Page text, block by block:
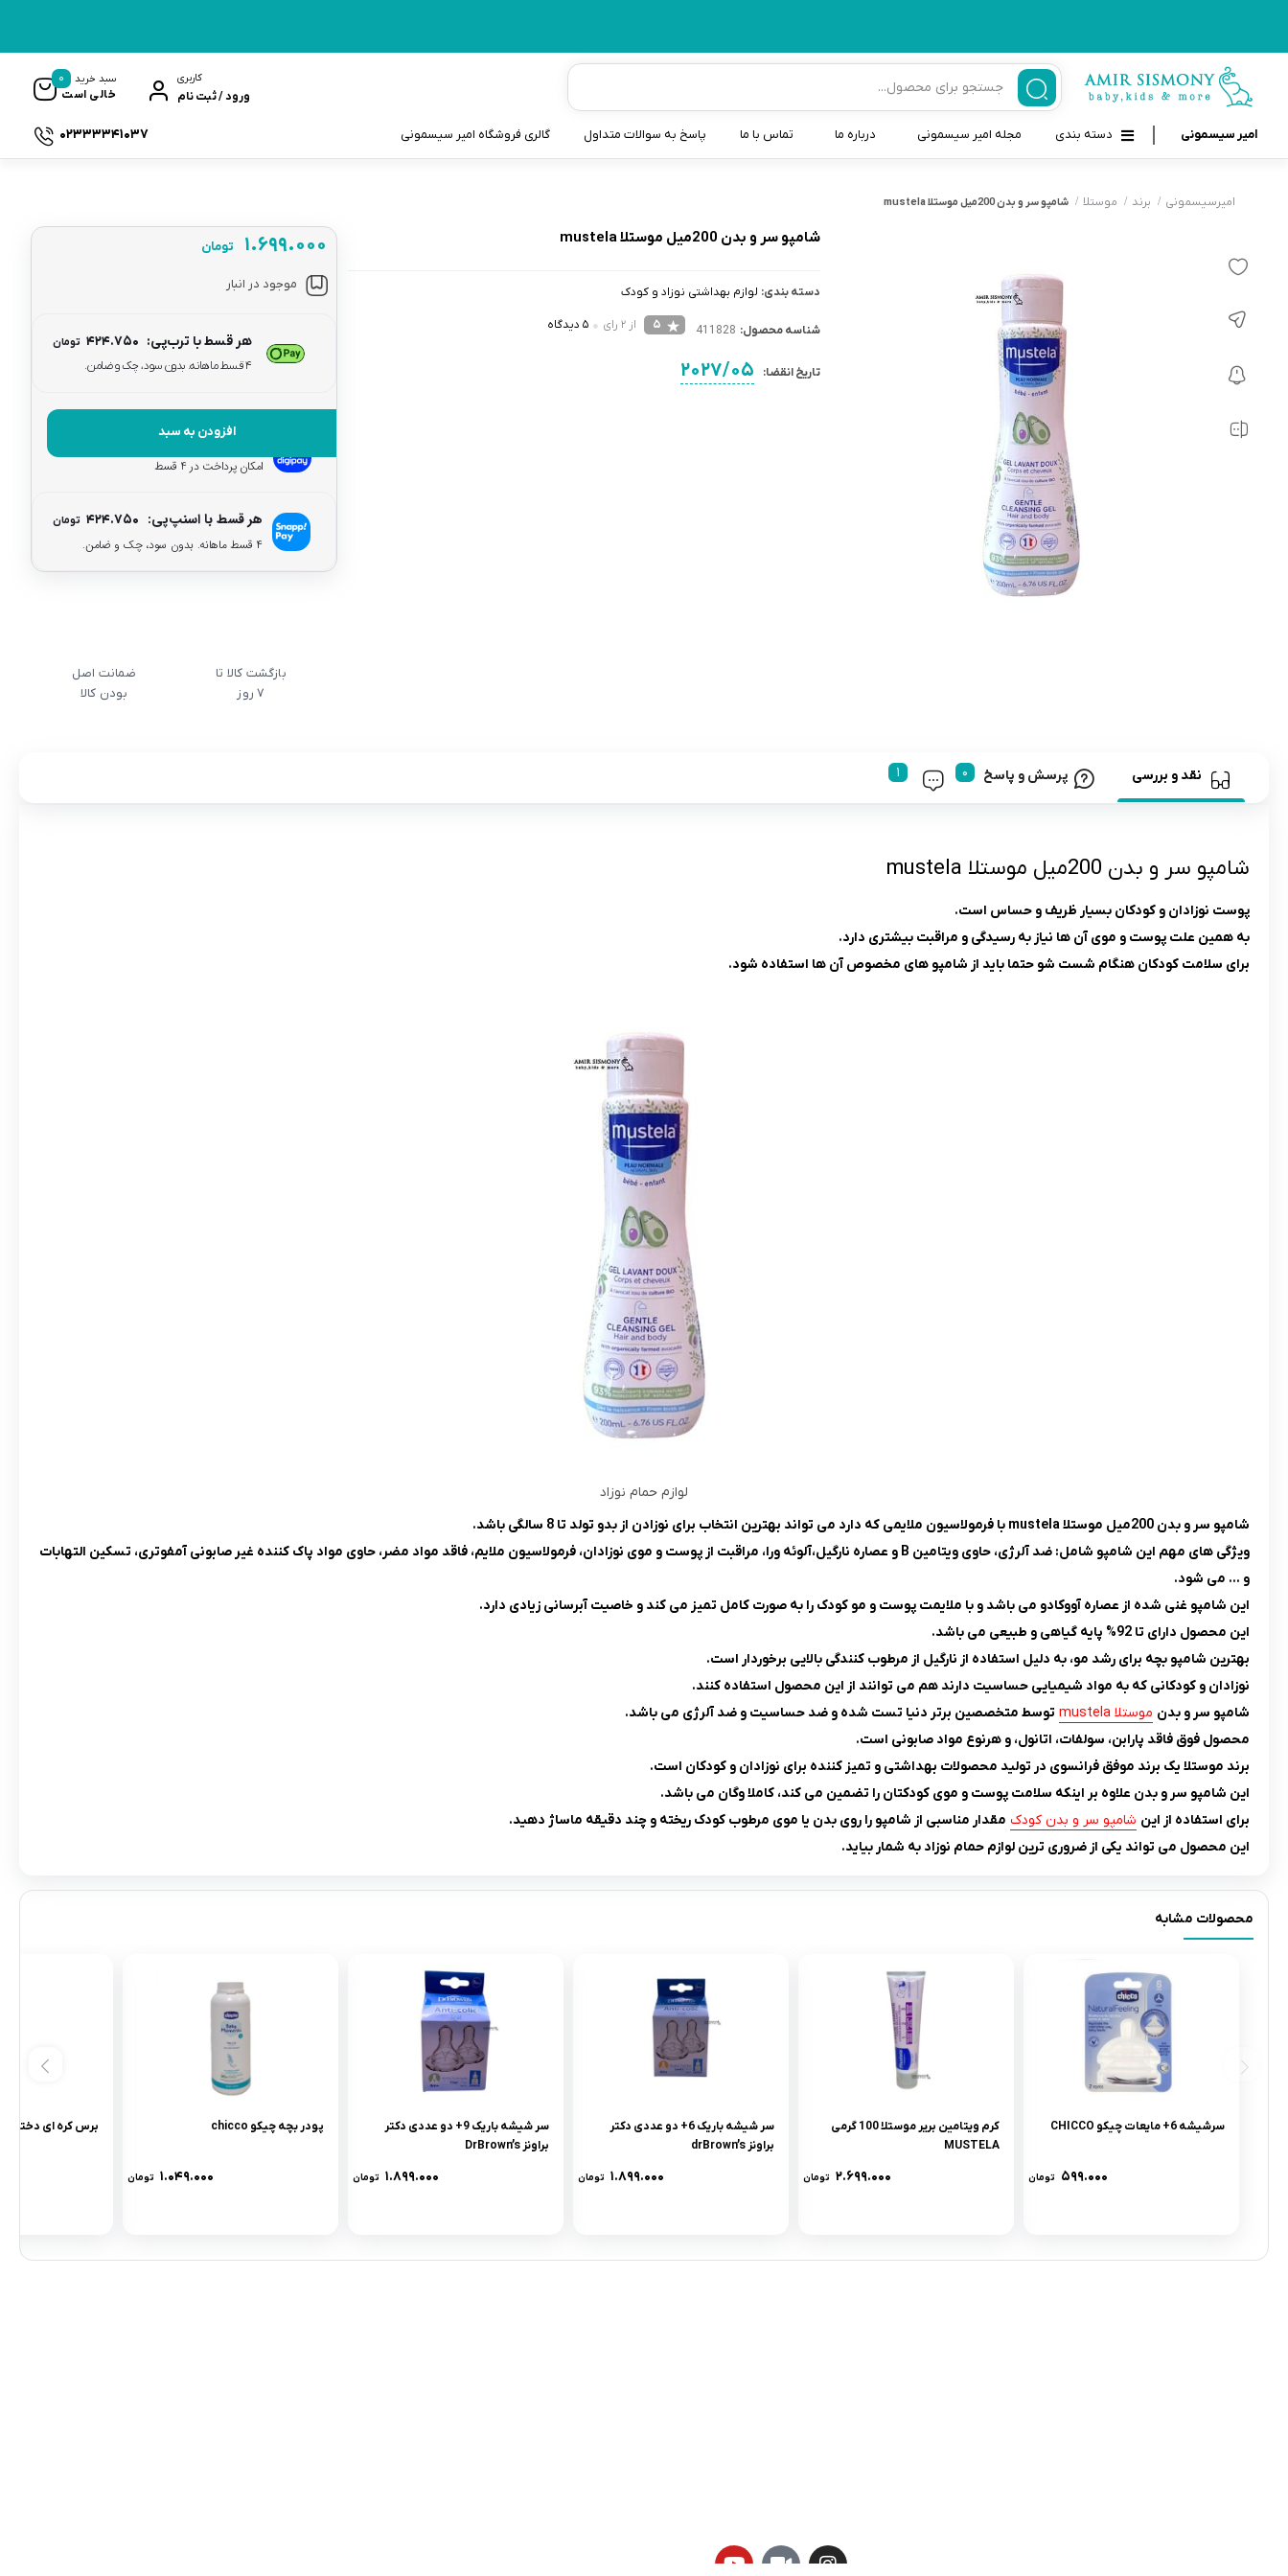
کاربری
ورود / ثبت نام
سبد خرید
خالی است
0
امیر سیسمونی دسته بندی
قاب و بندپستانک
شانه برس کودک
پواربینی
مسواک و خمیر دندان کودک
تب سنج نوزاد و کودک
رابط و پد سینه
دستگاه بخور سرد کودک
لوازم حمام نوزاد
لوازم اتاق نوزاد و کودک
اسباب بازی دخترانه و پسرانه
مجله امیر سیسمونی درباره ما تماس با ما پاسخ به سوالات متداول گالری فروشگاه امیر سیسمونی 02333341037
امیرسیسمونی برند موستلا شامپو سر و بدن 200میل موستلا mustela
شامپو سر و بدن 200میل موستلا mustela
دسته بندی: لوازم بهداشتی نوزاد و کودک
شناسه محصول: 411828
5 از 2 رای 5 دیدگاه
تاریخ انقضا: 2027/05
۱.۶۹۹.۰۰۰ تومان
موجود در انبار
هر قسط با ترب‌پی: ۴۲۴.۷۵۰ تومان
۴ قسط ماهانه. بدون سود، چک و ضامن.
افزودن به سبد
هر قسط با دیجی‌پی:
امکان پرداخت در 4 قسط
هر قسط با اسنپ‌پی: ۴۲۴.۷۵۰ تومان
۴ قسط ماهانه. بدون سود، چک و ضامن.
بازگشت کالا تا
7 روز
ضمانت اصل
بودن کالا
نقد و بررسی پرسش و پاسخ
شامپو سر و بدن 200میل موستلا mustela
پوست نوزادان و کودکان بسیار ظریف و حساس است.
به همین علت پوست و موی آن ها نیاز به رسیدگی و مراقبت بیشتری دارد.
برای سلامت کودکان هنگام شست شو حتما باید از شامپو های مخصوص آن ها استفاده شود.
لوازم حمام نوزاد
شامپو سر و بدن 200میل موستلا mustela با فرمولاسیون ملایمی که دارد می تواند بهترین انتخاب برای نوزادن از بدو تولد تا 8 سالگی باشد.
ویژگی های مهم این شامپو شامل: ضد آلرژی، حاوی ویتامین B و عصاره نارگیل،آلوئه ورا، مراقبت از پوست و موی نوزادان، فرمولاسیون ملایم، فاقد مواد مضر، حاوی مواد پاک کننده غیر صابونی آمفوتری، تسکین التهابات
و … می شود.
این شامپو غنی شده از عصاره آووکادو می باشد و با ملایمت پوست و مو کودک را به صورت کامل تمیز می کند و خاصیت آبرسانی زیادی دارد.
این محصول دارای تا 92% پایه گیاهی و طبیعی می باشد.
بهترین شامپو بچه برای رشد مو، به دلیل استفاده از نارگیل از مرطوب کنندگی بالایی برخوردار است.
نوزادان و کودکانی که به مواد شیمیایی حساسیت دارند هم می توانند از این محصول استفاده کنند.
شامپو سر و بدن موستلا mustela
توسط متخصصین برتر دنیا تست شده و ضد حساسیت و ضد آلرژی می باشد.
محصول فوق فاقد پارابن، سولفات، اتانول، و هرنوع مواد صابونی است.
برند موستلا یک برند موفق فرانسوی در تولید محصولات بهداشتی و تمیز کننده برای نوزادان و کودکان است.
این شامپو سر و بدن علاوه بر اینکه سلامت پوست و موی کودکتان را تضمین می کند، کاملا وگان می باشد.
برای استفاده از این شامپو سر و بدن کودک مقدار مناسبی از شامپو را روی بدن یا موی مرطوب کودک ریخته و چند دقیقه ماساژ دهید.
این محصول می تواند یکی از ضروری ترین لوازم حمام نوزاد به شمار بیاید.
محصولات مشابه
سرشيشه 6+ مایعات چیکو CHICCO
۵۹۹.۰۰۰ تومان
کرم ویتامین برير موستلا 100 گرمى
MUSTELA
۲.۶۹۹.۰۰۰ تومان
سر شيشه باريک 6+ دو عددى دکتر
براونز drBrown’s
۱.۸۹۹.۰۰۰ تومان
سر شيشه باريک 9+ دو عددى دکتر
براونز DrBrown’s
۱.۸۹۹.۰۰۰ تومان
پودر بچه چیکو chicco
۱.۰۴۹.۰۰۰ تومان
برس کره اى